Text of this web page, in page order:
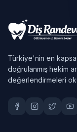
Türkiye'nin en
doğrulanmış hekim
değerlendirmeleri